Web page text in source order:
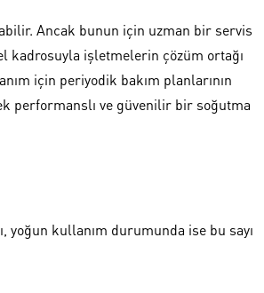
Ancak bunun için uzman bir servis
kadrosuyla işletmelerin çözüm ortağı
için periyodik bakım planlarının
performanslı ve güvenilir bir soğutma
yoğun kullanım durumunda ise bu sayı